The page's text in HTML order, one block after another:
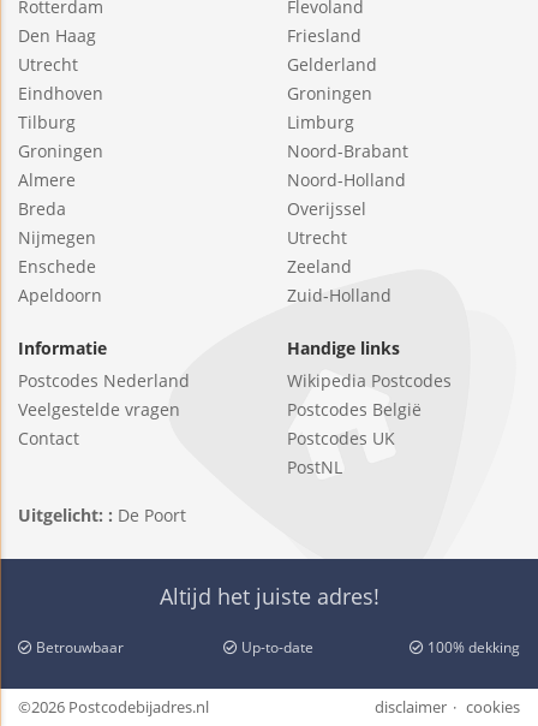
Rotterdam
Den Haag
Utrecht
Eindhoven
Tilburg
Groningen
Almere
Breda
Nijmegen
Enschede
Apeldoorn
Flevoland
Friesland
Gelderland
Groningen
Limburg
Noord-Brabant
Noord-Holland
Overijssel
Utrecht
Zeeland
Zuid-Holland
Informatie
Postcodes Nederland
Veelgestelde vragen
Contact
Handige links
Wikipedia Postcodes
Postcodes België
Postcodes UK
PostNL
Uitgelicht: : De Poort
Altijd het juiste adres!
Betrouwbaar Up-to-date 100% dekking
©2026 Postcodebijadres.nl disclaimer cookies